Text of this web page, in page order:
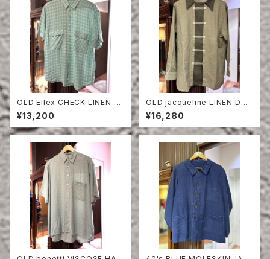
OLD Ellex CHECK LINEN H
ALF SLEEVE SHIRT
¥13,200
OLD jacqueline LINEN DO
UBLE BREASTED SHIRT
¥16,280